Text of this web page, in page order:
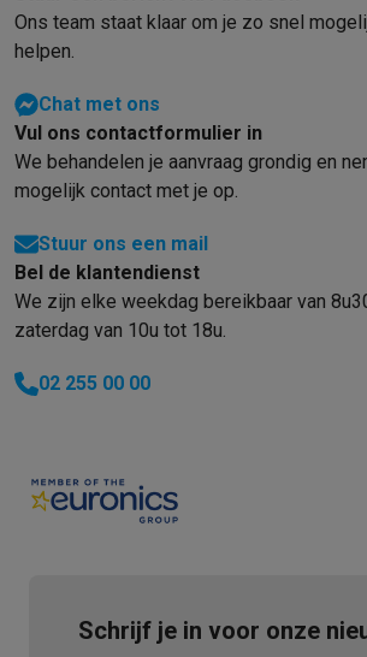
‘opschudden’ had ik wel handig
gevonden.
Ons team staat klaar om je zo snel
helpen.
Chat met ons
Vul ons contactformulier in
We behandelen je aanvraag grondig en
mogelijk contact met je op.
Stuur ons een mail
Bel de klantendienst
We zijn elke weekdag bereikbaar van
zaterdag van 10u tot 18u.
02 255 00 00
Schrijf je in voor onze